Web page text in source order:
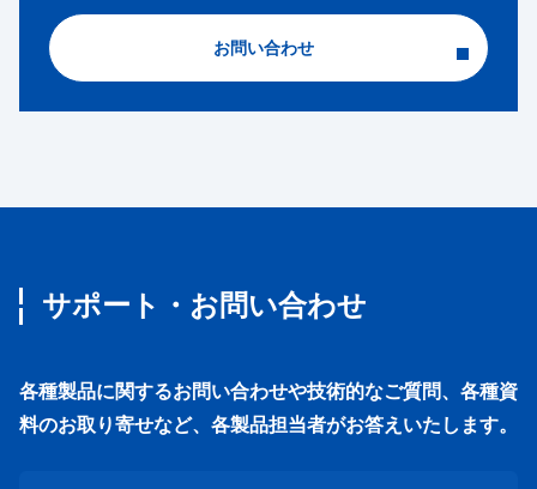
お問い合わせ
サポート・お問い合わせ
各種製品に関するお問い合わせや技術的なご質問、各種資
料のお取り寄せなど、各製品担当者がお答えいたします。